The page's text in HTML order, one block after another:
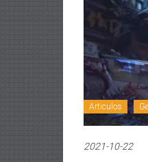
Articulos
2021-10-22